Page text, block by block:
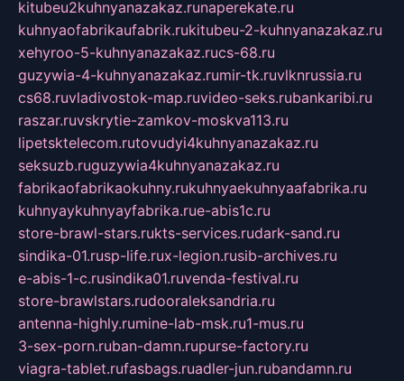
kitubeu2kuhnyanazakaz.runaperekate.ru
kuhnyaofabrikaufabrik.rukitubeu-2-kuhnyanazakaz.ru
xehyroo-5-kuhnyanazakaz.rucs-68.ru
guzywia-4-kuhnyanazakaz.rumir-tk.ruvlknrussia.ru
cs68.ruvladivostok-map.ruvideo-seks.rubankaribi.ru
raszar.ruvskrytie-zamkov-moskva113.ru
lipetsktelecom.rutovudyi4kuhnyanazakaz.ru
seksuzb.ruguzywia4kuhnyanazakaz.ru
fabrikaofabrikaokuhny.rukuhnyaekuhnyaafabrika.ru
kuhnyaykuhnyayfabrika.rue-abis1c.ru
store-brawl-stars.rukts-services.rudark-sand.ru
sindika-01.rusp-life.rux-legion.rusib-archives.ru
e-abis-1-c.rusindika01.ruvenda-festival.ru
store-brawlstars.rudooraleksandria.ru
antenna-highly.rumine-lab-msk.ru1-mus.ru
3-sex-porn.ruban-damn.rupurse-factory.ru
viagra-tablet.rufasbags.ruadler-jun.rubandamn.ru